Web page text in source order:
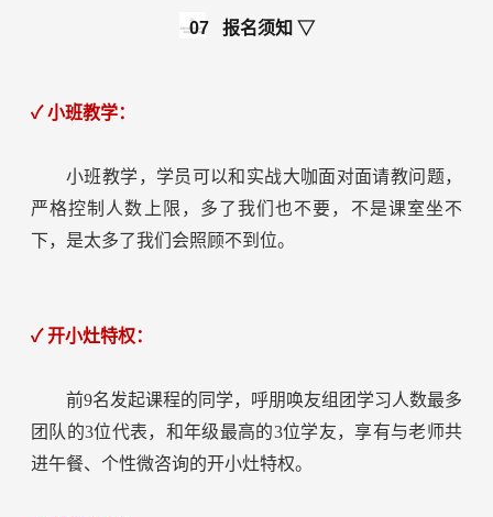
07 报名须知 ▽
✓ 小班教学：
小班教学，学员可以和实战大咖面对面请教问题，
严格控制人数上限，多了我们也不要，不是课室坐不
下，是太多了我们会照顾不到位。
✓ 开小灶特权：
前9名发起课程的同学，呼朋唤友组团学习人数最多
团队的3位代表，和年级最高的3位学友，享有与老师共
进午餐、个性微咨询的开小灶特权。